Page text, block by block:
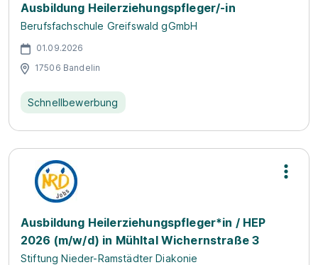
Ausbildung Heilerziehungspfleger/-in
Berufsfachschule Greifswald gGmbH
01.09.2026
17506 Bandelin
Schnellbewerbung
Ausbildung Heilerziehungspfleger*in / HEP
2026 (m/w/d) in Mühltal Wichernstraße 3
Stiftung Nieder-Ramstädter Diakonie